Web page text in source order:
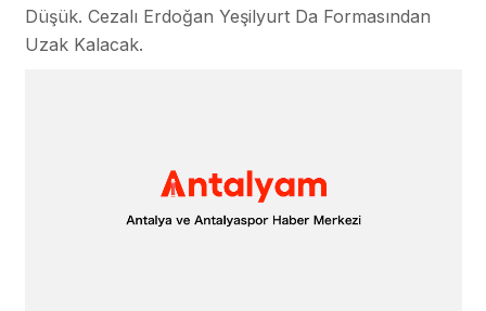
Düşük. Cezalı Erdoğan Yeşilyurt Da Formasından
Uzak Kalacak.